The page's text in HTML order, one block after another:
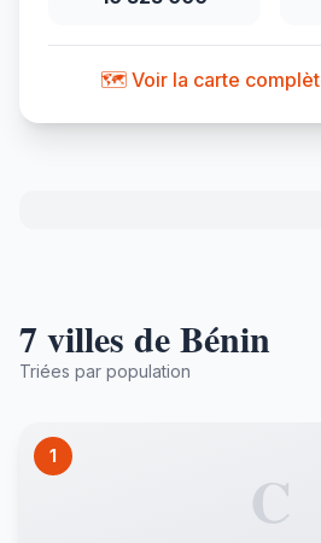
🗺️ Voir la carte
7 villes de Bénin
Triées par population
1
C